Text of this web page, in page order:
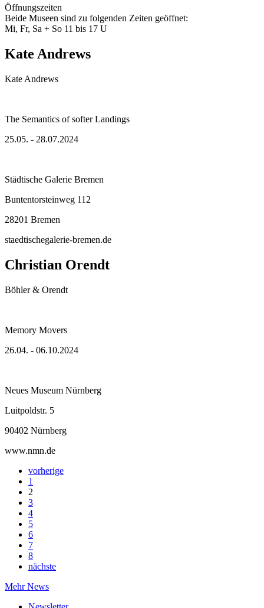
Öffnungszeiten
Beide Museen sind zu folgenden Zeiten geöffnet:
Mi, Fr, Sa + So 11 bis 17 U
Kate Andrews
Kate Andrews
The Semantics of softer Landings
25.05. - 28.07.2024
Städtische Galerie Bremen
Buntentorsteinweg 112
28201 Bremen
staedtischegalerie-bremen.de
Christian Orendt
Böhler & Orendt
Memory Movers
26.04. - 06.10.2024
Neues Museum Nürnberg
Luitpoldstr. 5
90402 Nürnberg
www.nmn.de
vorherige
1
2
3
4
5
6
7
8
nächste
Mehr News